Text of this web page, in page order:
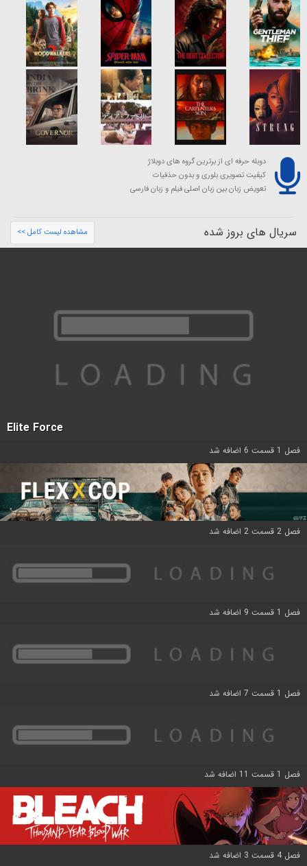
دوبله حرفه ای از برترین گروه های دوبلاژ
کیفیت تصویری بلوری و بدون حذفیات
تعویض زبان بین زبان اصلی فیلم و زبان فارسی
سریال های بروز شده مشاهده لیست کامل >>
Elite Force
فصل 1 قسمت 6 اضافه شد
فصل 2 قسمت 2 اضافه شد
فصل 1 قسمت 9 اضافه شد
فصل 1 قسمت 7 اضافه شد
فصل 1 قسمت 11 اضافه شد
فصل 4 قسمت 3 اضافه شد